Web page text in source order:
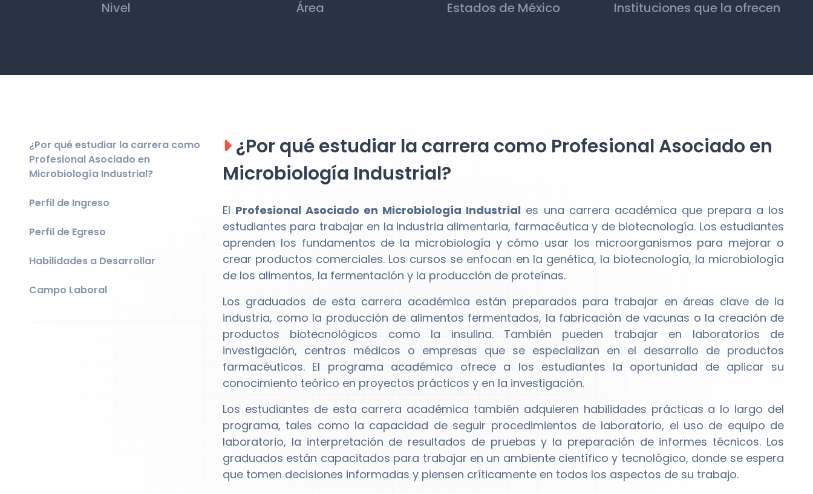
Nivel Área Estados de México Instituciones que la ofrecen
¿Por qué estudiar la carrera como
Profesional Asociado en
Microbiología Industrial?
Perfil de Ingreso
Perfil de Egreso
Habilidades a Desarrollar
Campo Laboral
¿Por qué estudiar la carrera como Profesional Asociado en
Microbiología Industrial?
El Profesional Asociado en Microbiología Industrial es una carrera académica que prepara a los
estudiantes para trabajar en la industria alimentaria, farmacéutica y de biotecnología. Los estudiantes
aprenden los fundamentos de la microbiología y cómo usar los microorganismos para mejorar o
crear productos comerciales. Los cursos se enfocan en la genética, la biotecnología, la microbiología
de los alimentos, la fermentación y la producción de proteínas.
Los graduados de esta carrera académica están preparados para trabajar en áreas clave de la
industria, como la producción de alimentos fermentados, la fabricación de vacunas o la creación de
productos biotecnológicos como la insulina. También pueden trabajar en laboratorios de
investigación, centros médicos o empresas que se especializan en el desarrollo de productos
farmacéuticos. El programa académico ofrece a los estudiantes la oportunidad de aplicar su
conocimiento teórico en proyectos prácticos y en la investigación.
Los estudiantes de esta carrera académica también adquieren habilidades prácticas a lo largo del
programa, tales como la capacidad de seguir procedimientos de laboratorio, el uso de equipo de
laboratorio, la interpretación de resultados de pruebas y la preparación de informes técnicos. Los
graduados están capacitados para trabajar en un ambiente científico y tecnológico, donde se espera
que tomen decisiones informadas y piensen críticamente en todos los aspectos de su trabajo.